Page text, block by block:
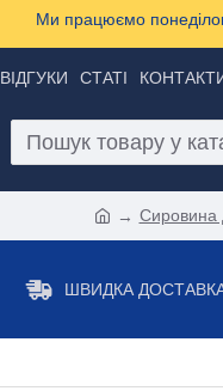
Ми працюємо
ВІДГУКИ СТАТІ
Сировина
ШВИДКА